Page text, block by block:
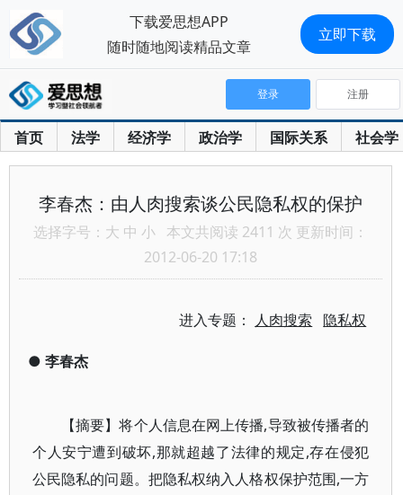
首页 法学 经济学 政治学 国际关系 社会学
登录 注册
李春杰：由人肉搜索谈公民隐私权的保护
选择字号： 大 中 小 本文共阅读 2411 次 更新时间：
2012-06-20 17:18
进入专题： 人肉搜索 隐私权
● 李春杰
【摘要】将个人信息在网上传播,导致被传播者的
个人安宁遭到破坏,那就超越了法律的规定,存在侵犯
公民隐私的问题。把隐私权纳入人格权保护范围,一方
下载爱思想APP
随时随地阅读精品文章
立即下载